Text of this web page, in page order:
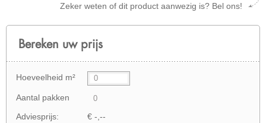
Zeker weten of dit product aanwezig is? Bel ons!
Bereken uw prijs
Hoeveelheid m²
Aantal pakken
Adviesprijs: € -,--